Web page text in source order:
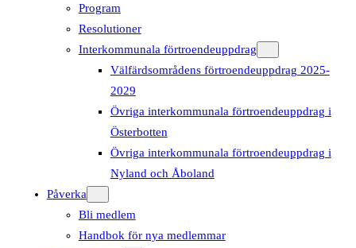
Program
Resolutioner
Interkommunala förtroendeuppdrag
Välfärdsområdens förtroendeuppdrag 2025-
2029
Övriga interkommunala förtroendeuppdrag i
Österbotten
Övriga interkommunala förtroendeuppdrag i
Nyland och Åboland
Påverka
Bli medlem
Handbok för nya medlemmar